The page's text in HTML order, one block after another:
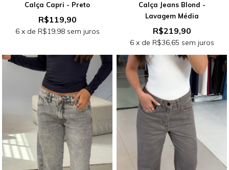
Calça Capri - Preto
R$119,90
6x de R$19,98sem juros
Calça Jeans Blond -
Lavagem Média
R$219,90
6x de R$36,65 sem juros